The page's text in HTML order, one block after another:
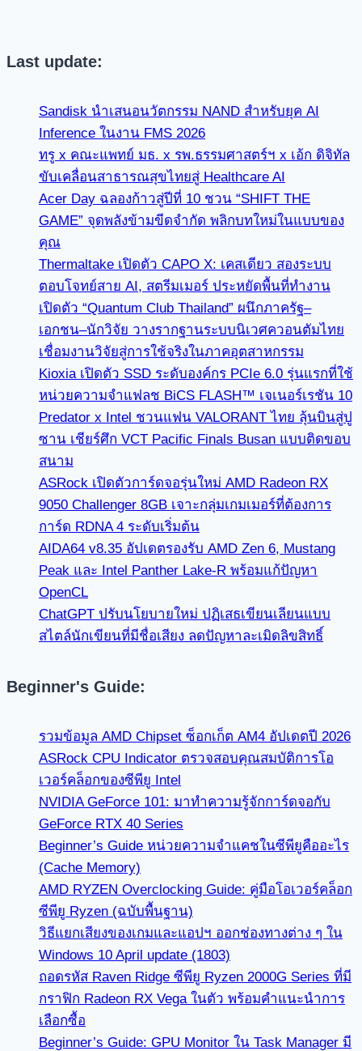
Last update:
Sandisk นำเสนอนวัตกรรม NAND สำหรับยุค AI
Inference ในงาน FMS 2026
ทรู x คณะแพทย์ มธ. x รพ.ธรรมศาสตร์ฯ x เอ้ก ดิจิทัล
ขับเคลื่อนสาธารณสุขไทยสู่ Healthcare AI
Acer Day ฉลองก้าวสู่ปีที่ 10 ชวน “SHIFT THE
GAME” จุดพลังข้ามขีดจำกัด พลิกบทใหม่ในแบบของ
คุณ
Thermaltake เปิดตัว CAPO X: เคสเดียว สองระบบ
ตอบโจทย์สาย AI, สตรีมเมอร์ ประหยัดพื้นที่ทำงาน
เปิดตัว “Quantum Club Thailand” ผนึกภาครัฐ–
เอกชน–นักวิจัย วางรากฐานระบบนิเวศควอนตัมไทย
เชื่อมงานวิจัยสู่การใช้จริงในภาคอุตสาหกรรม
Kioxia เปิดตัว SSD ระดับองค์กร PCIe 6.0 รุ่นแรกที่ใช้
หน่วยความจำแฟลช BiCS FLASH™ เจเนอร์เรชัน 10
Predator x Intel ชวนแฟน VALORANT ไทย ลุ้นบินสู่ปู
ซาน เชียร์ศึก VCT Pacific Finals Busan แบบติดขอบ
สนาม
ASRock เปิดตัวการ์ดจอรุ่นใหม่ AMD Radeon RX
9050 Challenger 8GB เจาะกลุ่มเกมเมอร์ที่ต้องการ
การ์ด RDNA 4 ระดับเริ่มต้น
AIDA64 v8.35 อัปเดตรองรับ AMD Zen 6, Mustang
Peak และ Intel Panther Lake-R พร้อมแก้ปัญหา
OpenCL
ChatGPT ปรับนโยบายใหม่ ปฏิเสธเขียนเลียนแบบ
สไตล์นักเขียนที่มีชื่อเสียง ลดปัญหาละเมิดลิขสิทธิ์
Beginner's Guide:
รวมข้อมูล AMD Chipset ซ็อกเก็ต AM4 อัปเดตปี 2026
ASRock CPU Indicator ตรวจสอบคุณสมบัติการโอ
เวอร์คล็อกของซีพียู Intel
NVIDIA GeForce 101: มาทำความรู้จักการ์ดจอกับ
GeForce RTX 40 Series
Beginner’s Guide หน่วยความจำแคชในซีพียูคืออะไร
(Cache Memory)
AMD RYZEN Overclocking Guide: คู่มือโอเวอร์คล็อก
ซีพียู Ryzen (ฉบับพื้นฐาน)
วิธีแยกเสียงของเกมและแอปฯ ออกช่องทางต่าง ๆ ใน
Windows 10 April update (1803)
ถอดรหัส Raven Ridge ซีพียู Ryzen 2000G Series ที่มี
กราฟิก Radeon RX Vega ในตัว พร้อมคำแนะนำการ
เลือกซื้อ
Beginner’s Guide: GPU Monitor ใน Task Manager มี